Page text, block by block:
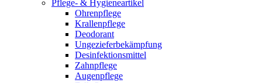
Pflege- & Hygieneartikel
Ohrenpflege
Krallenpflege
Deodorant
Ungezieferbekämpfung
Desinfektionsmittel
Zahnpflege
Augenpflege